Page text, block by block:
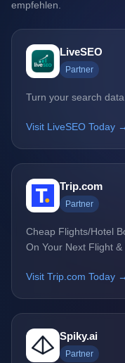
empfehlen.
LiveSEO
Partner
Turn your search
Visit LiveSEO Today →
Trip.com
Partner
Cheap Flights/Hotel
On Your Next Flight
Visit Trip.com Today →
Spiky.ai
Partner